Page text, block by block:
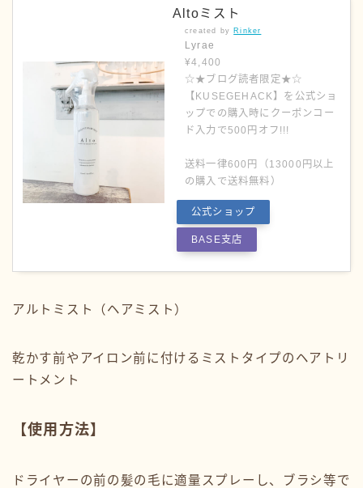
Altoミスト
created by Rinker
Lyrae
¥4,400
☆★ブログ読者限定★☆
【KUSEGEHACK】を公式ショ
ップでの購入時にクーポンコー
ド入力で500円オフ!!!
送料一律600円（13000円以上
の購入で送料無料）
公式ショップ
BASE支店
アルトミスト（ヘアミスト）
乾かす前やアイロン前に付けるミストタイプのヘアトリ
ートメント
【使用方法】
ドライヤーの前の髪の毛に適量スプレーし、ブラシ等で